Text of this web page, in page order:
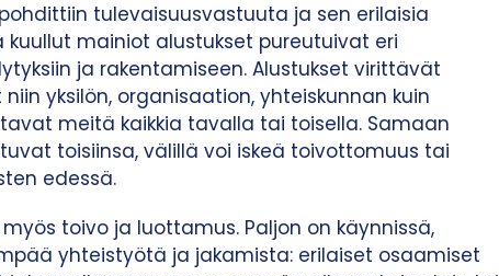
tulevaisuusvastuuta ja sen erilaisia
mainiot alustukset pureutuivat eri
ja rakentamiseen. Alustukset virittävät
yksilön, organisaation, yhteiskunnan kuin
meitä kaikkia tavalla tai toisella. Samaan
toisiinsa, välillä voi iskeä toivottomuus tai
edessä.
toivo ja luottamus. Paljon on käynnissä,
yhteistyötä ja jakamista: erilaiset osaamiset